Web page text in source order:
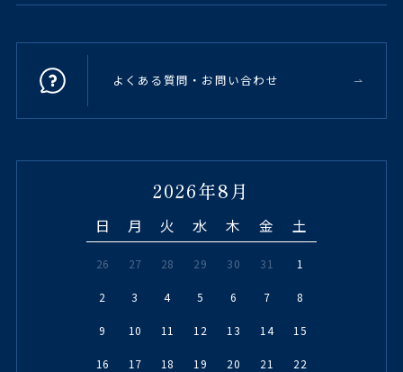
よくある質問・お問い合わせ
2026年8月
日 月 火 水 木 金 土
26 27 28 29 30 31 1
2 3 4 5 6 7 8
9 10 11 12 13 14 15
16 17 18 19 20 21 22